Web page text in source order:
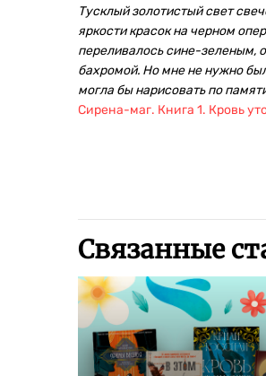
Тусклый золотистый свет
яркости красок на черном
переливалось сине-зеленым,
бахромой. Но мне не нужно
могла бы нарисовать по
Сирена-маг. Книга 1. Кровь
Связанные